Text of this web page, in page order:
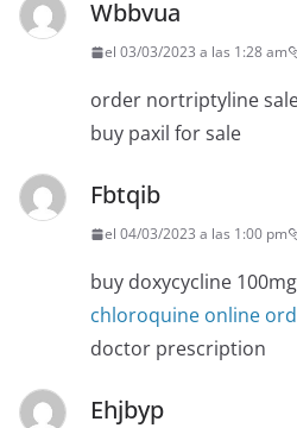
Wbbvua
el 03/03/2023 a las 1:28 am
order nortriptyline
buy paxil for sale
Fbtqib
el 04/03/2023 a las 1:00 pm
buy doxycycline
chloroquine online
doctor prescription
Ehjbyp